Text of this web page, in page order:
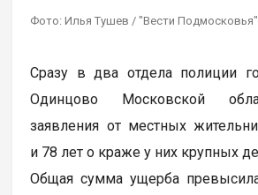
Фото: Илья Тушев / "Вести Подмосковья"
Сразу в два отдела полиции
Одинцово Московской
заявления от местных
и 78 лет о краже у них крупных
Общая сумма ущерба